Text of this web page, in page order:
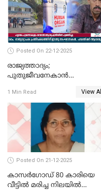
Posted On 22-12-2025
രാജ്യത്താദ്യം;
പുതുജീവനേകാൻ
എറണാകുളം സർക്കാർ
ജനറൽ
ആശുപത്രിയിലെത്തിച്ചു
1 Min Read View All
Posted On 21-12-2025
കാസർഗോഡ് 80 കാരിയെ
വീട്ടിൽ മരിച്ച നിലയിൽ